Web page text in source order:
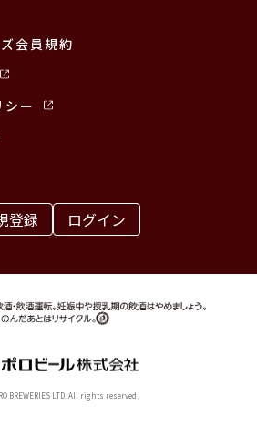
会員規約
シー
登録 ログイン
BREWERIES LTD. All rights reserved.